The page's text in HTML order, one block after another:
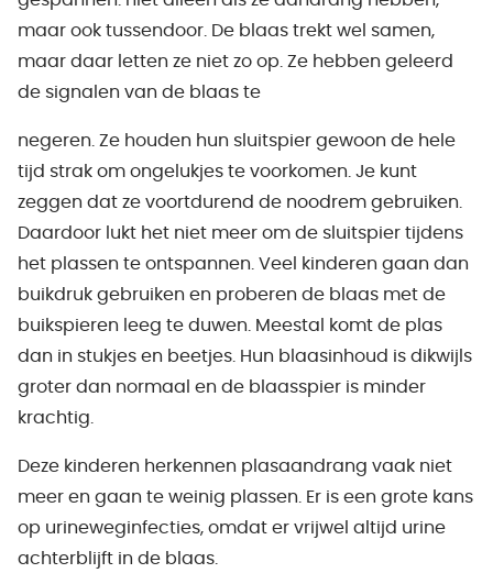
maar ook tussendoor. De blaas trekt wel samen,
maar daar letten ze niet zo op. Ze hebben geleerd
de signalen van de blaas te
negeren. Ze houden hun sluitspier gewoon de hele
tijd strak om ongelukjes te voorkomen. Je kunt
zeggen dat ze voortdurend de noodrem gebruiken.
Daardoor lukt het niet meer om de sluitspier tijdens
het plassen te ontspannen. Veel kinderen gaan dan
buikdruk gebruiken en proberen de blaas met de
buikspieren leeg te duwen. Meestal komt de plas
dan in stukjes en beetjes. Hun blaasinhoud is dikwijls
groter dan normaal en de blaasspier is minder
krachtig.
Deze kinderen herkennen plasaandrang vaak niet
meer en gaan te weinig plassen. Er is een grote kans
op urineweginfecties, omdat er vrijwel altijd urine
achterblijft in de blaas.